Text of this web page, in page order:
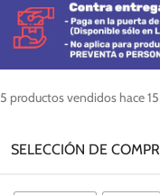
5 productos vendidos hace
SELECCIÓN DE